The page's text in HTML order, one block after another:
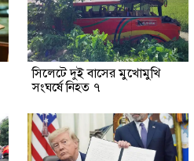
সিলেটে দুই বাসের মুখোমুখি
সংঘর্ষে নিহত ৭